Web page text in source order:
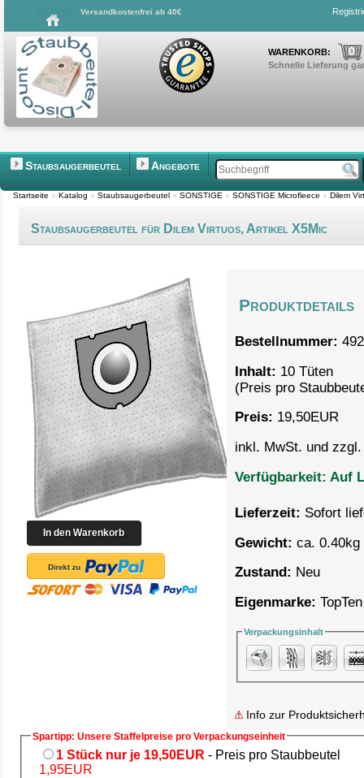
Versandkostenfrei ab 40€
WARENKORB: 0
Schnelle Lieferung
Staubsaugerbeutel Angebote
Startseite » Katalog » Staubsaugerbeutel » SONSTIGE » SONSTIGE Microfleece » Dilem
Staubsaugerbeutel für Dilem Virtuos, Artikel X5Mic
Produktdetails
Bestellnummer:
Inhalt: 10 Tüten
(Preis pro
Preis: 19,50EUR
inkl. MwSt. und
Verfügbarkeit: Auf
Lieferzeit: Sofort
Gewicht: ca. 0.40kg
Zustand: Neu
Eigenmarke: TopTen
Verpackungsinhalt
Info zur
Spartipp: Unsere Staffelpreise pro Verpackungseinheit
1 Stück nur je 19,50EUR - Preis pro Staubbeutel
1,95EUR